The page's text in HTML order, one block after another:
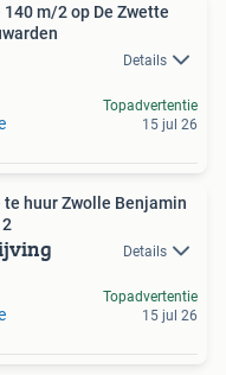
m/2 op De Zwette
Details
Topadvertentie
15 jul 26
huur Zwolle Benjamin
Details
Topadvertentie
15 jul 26